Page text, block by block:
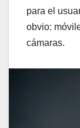
para el
obvio:
cámaras.